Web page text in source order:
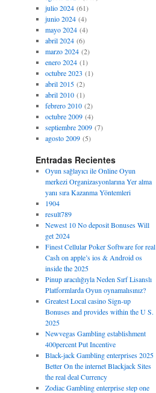
julio 2024(61)
junio 2024(4)
mayo 2024(4)
abril 2024(6)
marzo 2024(2)
enero 2024(1)
octubre 2023 (1)
abril 2015(2)
abril 2010(1)
febrero 2010(2)
octubre 2009(4)
septiembre 2009(7)
agosto 2009(5)
Entradas Recientes
Oyun sağlayıcı ile Online Oyun
merkezi Organizasyonlarına Yer alma
yanı sıra Kazanma Yöntemleri
1904
result789
Newest 10 No deposit Bonuses Will
get 2024
Finest Cellular Poker Software for real
Cash on apple’s ios & Android os
inside the 2025
Pinup aracılığıyla Neden Sırf Lisanslı
Platformlarda Oyun oynamalısınız?
Greatest Local casino Sign-up
Bonuses and provides within the U S.
2025
Newvegas Gambling establishment
400percent Put Incentive
Black-jack Gambling enterprises 2025
Better On the internet Blackjack Sites
the real deal Currency
Zodiac Gambling enterprise step one